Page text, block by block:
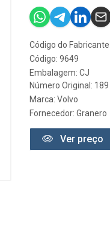
Código do
Código: 9649
Embalagem: CJ
Número Original: 189
Marca: Volvo
Fornecedor: Granero
Ver preço